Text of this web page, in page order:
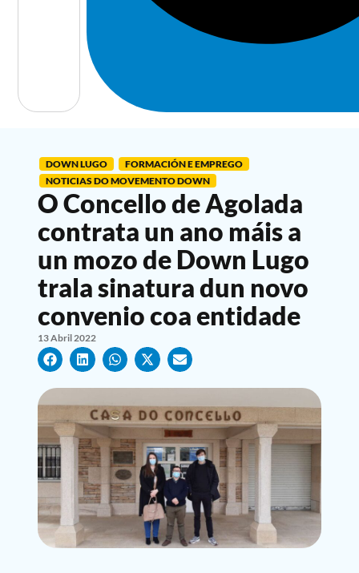
DOWN LUGO
FORMACIÓN E EMPREGO
NOTICIAS DO MOVEMENTO DOWN
O Concello de Agolada
contrata un ano máis a
un mozo de Down Lugo
trala sinatura dun novo
convenio coa entidade
13 Abril 2022